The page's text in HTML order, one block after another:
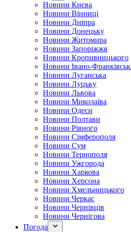
Новини Києва
Новини Вінниці
Новини Дніпра
Новини Донецьку
Новини Житомира
Новини Запоріжжя
Новини Кропивницького
Новини Івано-
Новини Луганська
Новини Луцьку
Новини Львова
Новини Миколаїва
Новини Одеси
Новини Полтави
Новини Рівного
Новини Сімферополя
Новини Сум
Новини Тернополя
Новини Ужгорода
Новини Харкова
Новини Херсона
Новини Хмельницького
Новини Черкас
Новини Чернівців
Новини Чернігова
Погода